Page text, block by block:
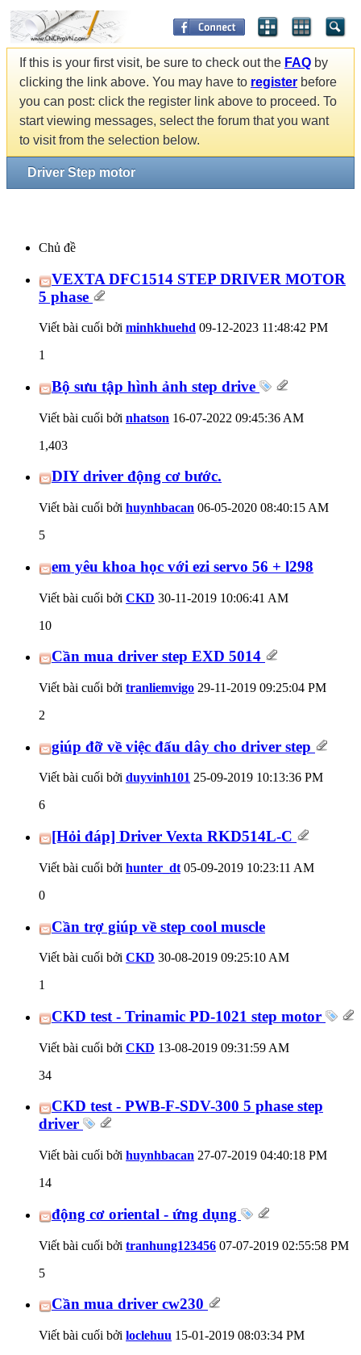
If this is your first visit, be sure to check out the FAQ by
clicking the link above. You may have to register before
you can post: click the register link above to proceed. To
start viewing messages, select the forum that you want
to visit from the selection below.
Driver Step motor
Chủ đề
VEXTA DFC1514 STEP DRIVER MOTOR
5 phase
Viết bài cuối bởi minhkhuehd 09-12-2023 11:48:42 PM
1
Bộ sưu tập hình ảnh step drive
Viết bài cuối bởi nhatson 16-07-2022 09:45:36 AM
1,403
DIY driver động cơ bước.
Viết bài cuối bởi huynhbacan 06-05-2020 08:40:15 AM
5
em yêu khoa học với ezi servo 56 + l298
Viết bài cuối bởi CKD 30-11-2019 10:06:41 AM
10
Cần mua driver step EXD 5014
Viết bài cuối bởi tranliemvigo 29-11-2019 09:25:04 PM
2
giúp đỡ về việc đấu dây cho driver step
Viết bài cuối bởi duyvinh101 25-09-2019 10:13:36 PM
6
[Hỏi đáp] Driver Vexta RKD514L-C
Viết bài cuối bởi hunter_dt 05-09-2019 10:23:11 AM
0
Cần trợ giúp về step cool muscle
Viết bài cuối bởi CKD 30-08-2019 09:25:10 AM
1
CKD test - Trinamic PD-1021 step motor
Viết bài cuối bởi CKD 13-08-2019 09:31:59 AM
34
CKD test - PWB-F-SDV-300 5 phase step
driver
Viết bài cuối bởi huynhbacan 27-07-2019 04:40:18 PM
14
động cơ oriental - ứng dụng
Viết bài cuối bởi tranhung123456 07-07-2019 02:55:58 PM
5
Cần mua driver cw230
Viết bài cuối bởi loclehuu 15-01-2019 08:03:34 PM